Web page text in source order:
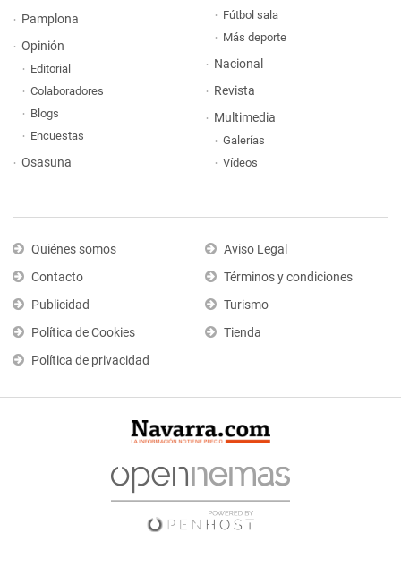
Pamplona
Opinión
Editorial
Colaboradores
Blogs
Encuestas
Osasuna
Fútbol sala
Más deporte
Nacional
Revista
Multimedia
Galerías
Vídeos
Quiénes somos
Contacto
Publicidad
Política de Cookies
Política de privacidad
Aviso Legal
Términos y condiciones
Turismo
Tienda